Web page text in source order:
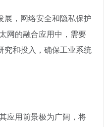
展，网络安全和隐私保护
网的融合应用中，需要
究和投入，确保工业系统
应用前景极为广阔，将